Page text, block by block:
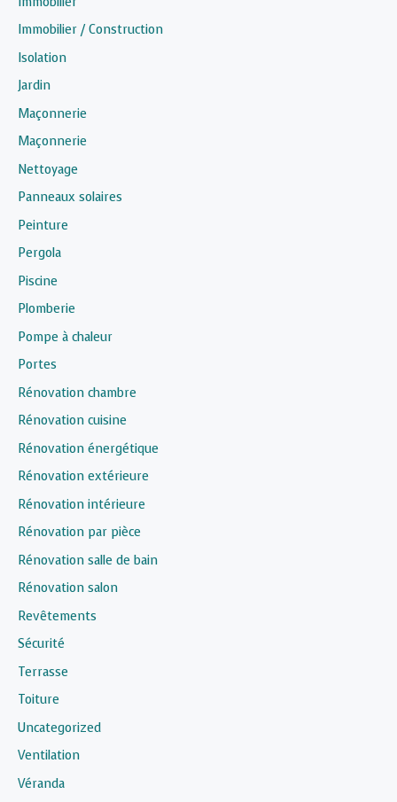
Immobilier / Construction
Isolation
Jardin
Maçonnerie
Maçonnerie
Nettoyage
Panneaux solaires
Peinture
Pergola
Piscine
Plomberie
Pompe à chaleur
Portes
Rénovation chambre
Rénovation cuisine
Rénovation énergétique
Rénovation extérieure
Rénovation intérieure
Rénovation par pièce
Rénovation salle de bain
Rénovation salon
Revêtements
Sécurité
Terrasse
Toiture
Uncategorized
Ventilation
Véranda